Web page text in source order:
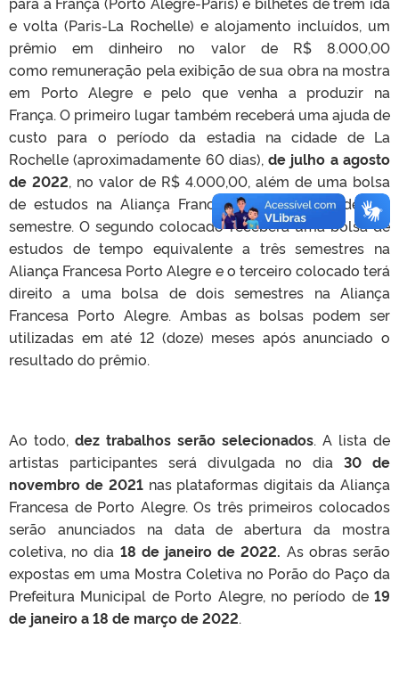
e volta (Paris-La Rochelle) e alojamento incluídos, um
prêmio em dinheiro no valor de R$ 8.000,00
como remuneração pela exibição de sua obra na mostra
em Porto Alegre e pelo que venha a produzir na
França. O primeiro lugar também receberá uma ajuda de
custo para o período da estadia na cidade de La
Rochelle (aproximadamente 60 dias),de julho a agosto
de 2022, no valor de R$ 4.000,00, além de uma bolsa
de estudos na Aliança Francesa Porto Alegre de um
semestre. O segundo colocado receberá uma bolsa de
estudos de tempo equivalente a três semestres na
Aliança Francesa Porto Alegre e o terceiro colocado terá
direito a uma bolsa de dois semestres na Aliança
Francesa Porto Alegre. Ambas as bolsas podem ser
utilizadas em até 12 (doze) meses após anunciado o
resultado do prêmio.
Ao todo, dez trabalhos serão selecionados. A lista de
artistas participantes será divulgada no dia30 de
novembro de 2021 nas plataformas digitais da Aliança
Francesa de Porto Alegre. Os três primeiros colocados
serão anunciados na data de abertura da mostra
coletiva, no dia 18 de janeiro de 2022. As obras serão
expostas em uma Mostra Coletiva no Porão do Paço da
Prefeitura Municipal de Porto Alegre, no período de 19
de janeiro a 18 de março de 2022.